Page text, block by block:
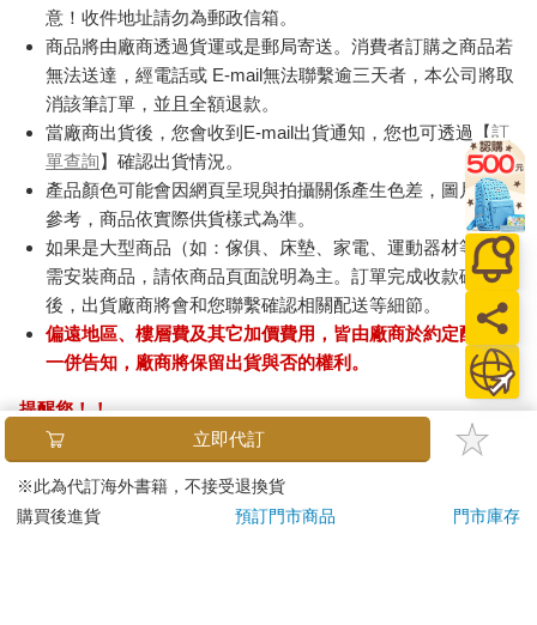
意！收件地址請勿為郵政信箱。
商品將由廠商透過貨運或是郵局寄送。消費者訂購之商品若
無法送達，經電話或 E-mail無法聯繫逾三天者，本公司將取
消該筆訂單，並且全額退款。
當廠商出貨後，您會收到E-mail出貨通知，您也可透過【訂
單查詢】確認出貨情況。
產品顏色可能會因網頁呈現與拍攝關係產生色差，圖片僅供
參考，商品依實際供貨樣式為準。
如果是大型商品（如：傢俱、床墊、家電、運動器材等）及
需安裝商品，請依商品頁面說明為主。訂單完成收款確認
後，出貨廠商將會和您聯繫確認相關配送等細節。
偏遠地區、樓層費及其它加價費用，皆由廠商於約定配送時
一併告知，廠商將保留出貨與否的權利。
提醒您！！
金石堂及銀行均不會請您操作ATM! 如接獲電話要求您前往
ATM提款機，請不要聽從指示，以免受騙上當！
退換貨須知：
立即代訂
※此為代訂海外書籍，不接受退換貨
購買後進貨
預訂門市商品 門市庫存